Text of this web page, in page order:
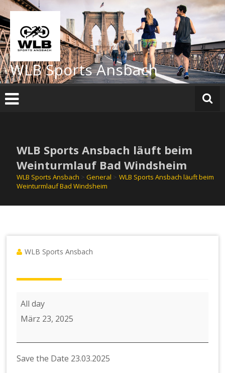
Zum
Inhalt
springen
WLB Sports Ansbach
WLB Sports Ansbach läuft beim
Weinturmlauf Bad Windsheim
WLB Sports Ansbach >General > WLB Sports Ansbach läuft beim
Weinturmlauf Bad Windsheim
WLB Sports Ansbach
WLB
Sports
läuft
beim
All day
März 23, 2025
Save the Date 23.03.2025